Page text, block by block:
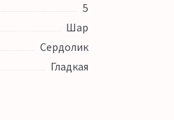
5
Шар
Сердолик
Гладкая